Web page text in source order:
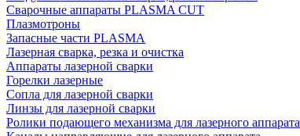
Сварочные аппараты PLASMA CUT
Плазмотроны
Запасные части PLASMA
Лазерная сварка, резка и очистка
Аппараты лазерной сварки
Горелки лазерные
Сопла для лазерной сварки
Линзы для лазерной сварки
Ролики подающего механизма для лазерного аппарата